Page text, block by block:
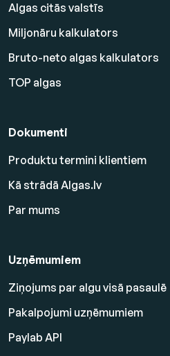
Algas citās valstīs
Miljonāru kalkulators
Bruto-neto algas kalkulators
TOP algas
Dokumenti
Produktu termini klientiem
Kā strādā Algas.lv
Par mums
Uzņēmumiem
Ziņojums par algu visā pasaulē
Pakalpojumi uzņēmumiem
Paylab API